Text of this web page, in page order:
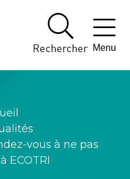
Rechercher Menu
vous à ne pas
ECOTRI